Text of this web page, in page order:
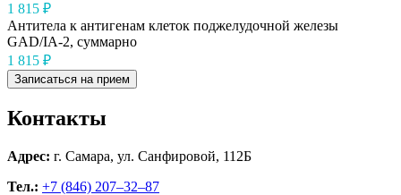
1 815 ₽
Антитела к антигенам клеток поджелудочной железы
GAD/IA-2, суммарно
1 815 ₽
Записаться на прием
Контакты
Адрес: г. Самара, ул. Санфировой, 112Б
Тел.: +7 (846) 207‒32‒87